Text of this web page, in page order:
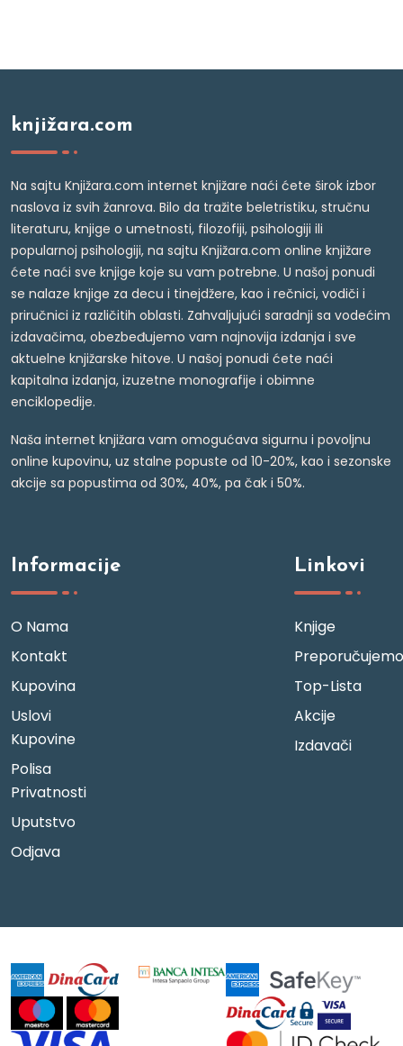
knjižara.com
Na sajtu Knjižara.com internet knjižare naći ćete širok izbor
naslova iz svih žanrova. Bilo da tražite beletristiku, stručnu
literaturu, knjige o umetnosti, filozofiji, psihologiji ili
popularnoj psihologiji, na sajtu Knjižara.com online knjižare
ćete naći sve knjige koje su vam potrebne. U našoj ponudi
se nalaze knjige za decu i tinejdžere, kao i rečnici, vodiči i
priručnici iz različitih oblasti. Zahvaljujući saradnji sa vodećim
izdavačima, obezbeđujemo vam najnovija izdanja i sve
aktuelne knjižarske hitove. U našoj ponudi ćete naći
kapitalna izdanja, izuzetne monografije i obimne
enciklopedije.
Naša internet knjižara vam omogućava sigurnu i povoljnu
online kupovinu, uz stalne popuste od 10-20%, kao i sezonske
akcije sa popustima od 30%, 40%, pa čak i 50%.
Informacije
O Nama
Kontakt
Kupovina
Uslovi
Kupovine
Polisa
Privatnosti
Uputstvo
Odjava
Linkovi
Knjige
Preporučujemo
Top-Lista
Akcije
Izdavači